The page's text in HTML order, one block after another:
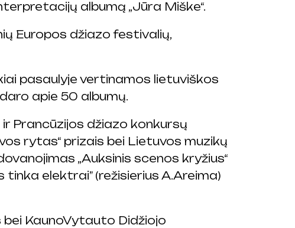
albumą „Jūra Miške“.
Europos džiazo festivalių,
pasaulyje vertinamos lietuviškos
apie 50 albumų.
Prancūzijos džiazo konkursų
rytas“ prizais bei Lietuvos muzikų
„Auksinis scenos kryžius“
tinka elektrai” (režisierius A.Areima)
KaunoVytauto Didžiojo